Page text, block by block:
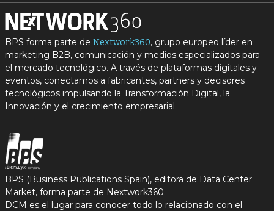
BPS forma parte de Nextwork360, grupo europeo líder en
marketing B2B, comunicación y medios especializados para
el mercado tecnológico. A través de plataformas digitales y
eventos, conectamos a fabricantes, partners y decisores
tecnológicos impulsando la Transformación Digital, la
Innovación y el crecimiento empresarial.
BPS (Business Publications Spain), editora de Data Center
Market, forma parte de Nextwork360.
DCM es el lugar para conocer todo lo relacionado con el